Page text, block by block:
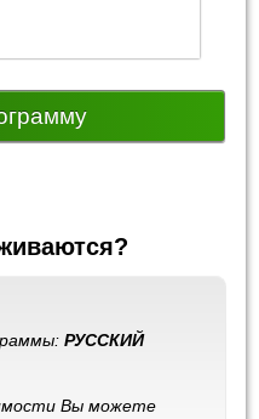
РУССКИЙ
Вы можете